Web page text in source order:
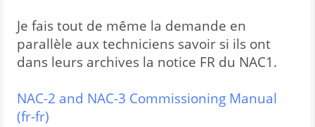
Je fais tout de même la demande en
parallèle aux techniciens savoir si ils ont
dans leurs archives la notice FR du NAC1.
NAC-2 and NAC-3 Commissioning Manual
(fr-fr)